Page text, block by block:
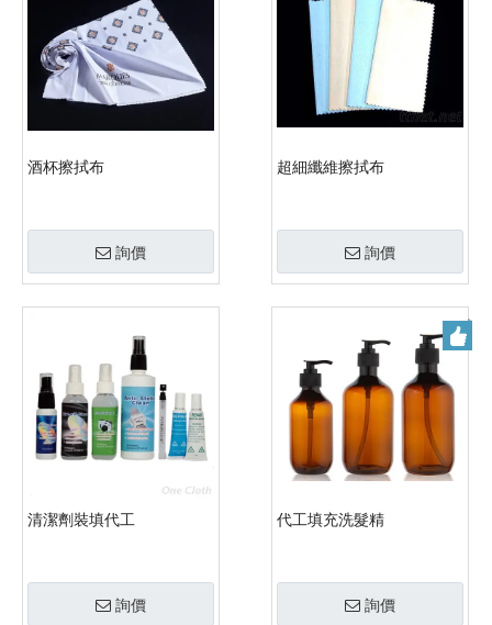
酒杯擦拭布
詢價
超細纖維擦拭布
詢價
清潔劑裝填代工
詢價
代工填充洗髮精
詢價